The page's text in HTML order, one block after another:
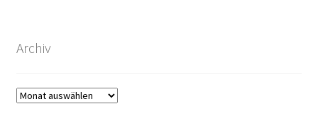
Archiv
Archiv